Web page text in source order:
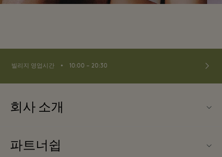
빌리지 영업시간 ⬩ 10:00 – 20:30
회사 소개
문의하기
파트너쉽